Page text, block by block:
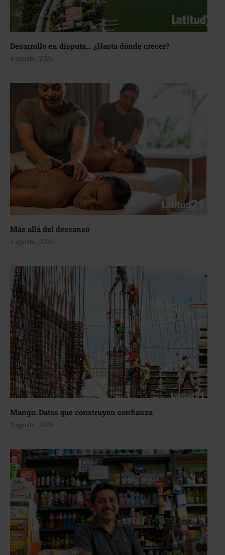
Desarrollo en disputa… ¿Hasta dónde crecer?
4 agosto, 2026
Más allá del descanso
4 agosto, 2026
Mango: Datos que construyen confianza
3 agosto, 2026